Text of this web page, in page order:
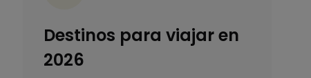
Destinos para viajar en
2026